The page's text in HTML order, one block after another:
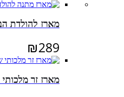
מארז להולדת
₪289
מארז זר מלכותי